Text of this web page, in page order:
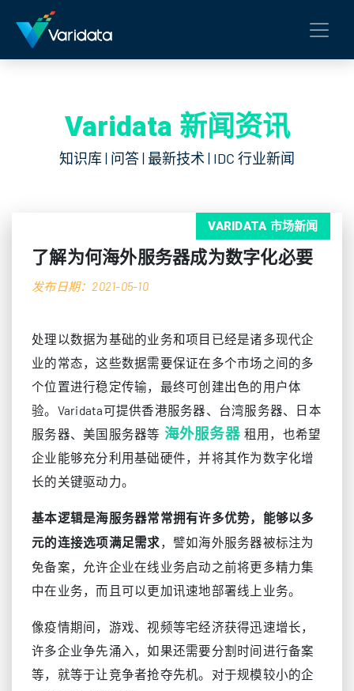
Varidata 新闻资讯
知识库 | 问答 | 最新技术 | IDC 行业新闻
VARIDATA 市场新闻
了解为何海外服务器成为数字化必要
发布日期：2021-05-10
处理以数据为基础的业务和项目已经是诸多现代企
业的常态，这些数据需要保证在多个市场之间的多
个位置进行稳定传输，最终可创建出色的用户体
验。Varidata可提供香港服务器、台湾服务器、日本
服务器、美国服务器等 海外服务器 租用，也希望
企业能够充分利用基础硬件，并将其作为数字化增
长的关键驱动力。
基本逻辑是海服务器常常拥有许多优势，能够以多
元的连接选项满足需求，譬如海外服务器被标注为
免备案，允许企业在线业务启动之前将更多精力集
中在业务，而且可以更加讯速地部署线上业务。
像疫情期间，游戏、视频等宅经济获得迅速增长，
许多企业争先涌入，如果还需要分割时间进行备案
等，就等于让竞争者抢夺先机。对于规模较小的企